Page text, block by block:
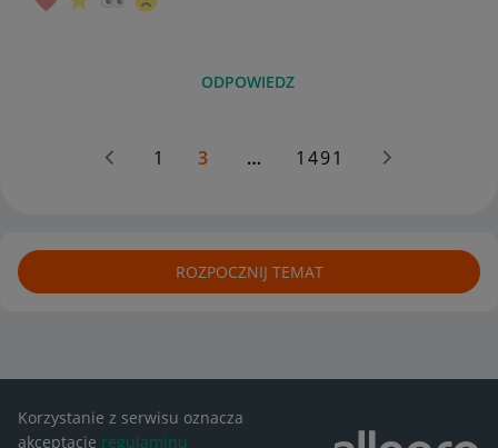
ODPOWIEDZ
1 3 … 1491
ROZPOCZNIJ TEMAT
Korzystanie z serwisu oznacza
akceptację regulaminu